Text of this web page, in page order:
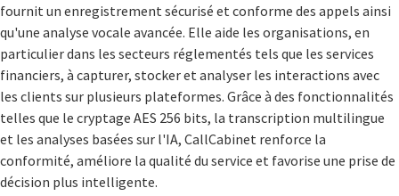
fournit un enregistrement sécurisé et conforme des appels ainsi
qu'une analyse vocale avancée. Elle aide les organisations, en
particulier dans les secteurs réglementés tels que les services
financiers, à capturer, stocker et analyser les interactions avec
les clients sur plusieurs plateformes. Grâce à des fonctionnalités
telles que le cryptage AES 256 bits, la transcription multilingue
et les analyses basées sur l'IA, CallCabinet renforce la
conformité, améliore la qualité du service et favorise une prise de
décision plus intelligente.